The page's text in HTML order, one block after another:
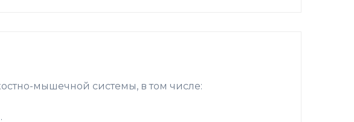
мышечной системы, в том числе: